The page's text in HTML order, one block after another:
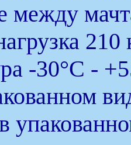
между
210
-30°С -